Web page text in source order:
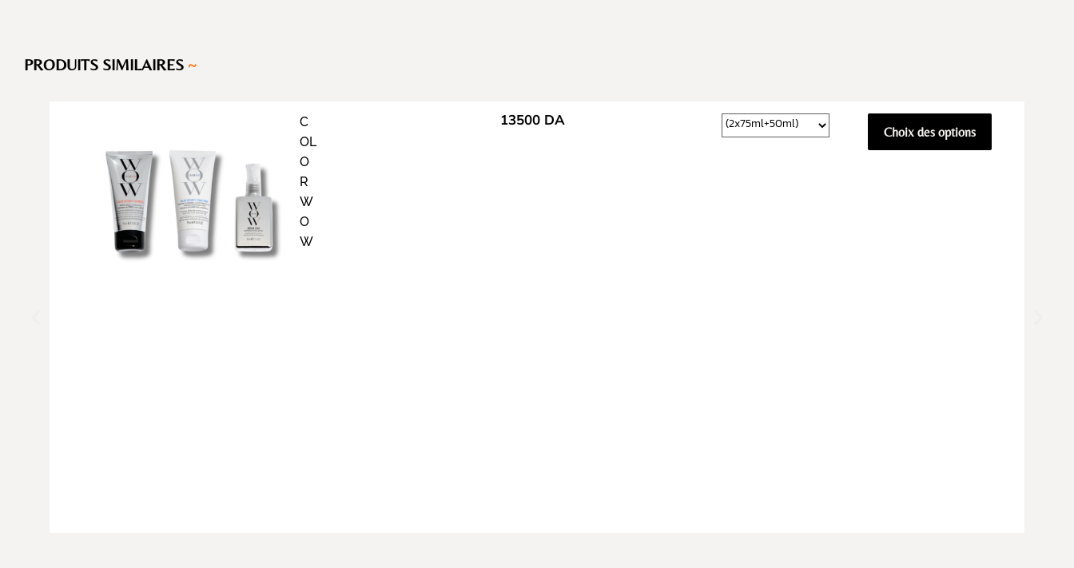
PRODUITS SIMILAIRES ~
C
OL
O
R
W
O
W
13500 DA
Choix des options